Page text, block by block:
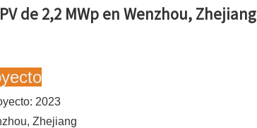
de 2,2 MWp en Wenzhou, Zhejiang
2023
Zhejiang